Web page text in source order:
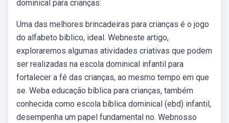
dominical para crianças:
Uma das melhores brincadeiras para crianças é o jogo
do alfabeto bíblico, ideal. Webneste artigo,
exploraremos algumas atividades criativas que podem
ser realizadas na escola dominical infantil para
fortalecer a fé das crianças, ao mesmo tempo em que
se. Weba educação bíblica para crianças, também
conhecida como escola bíblica dominical (ebd) infantil,
desempenha um papel fundamental no. Webnosso